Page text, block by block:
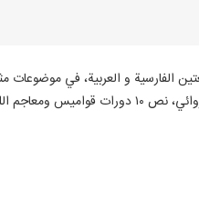
عنوان كتاب في ۶۸۰ مجلداً باللغتين الفارسية و